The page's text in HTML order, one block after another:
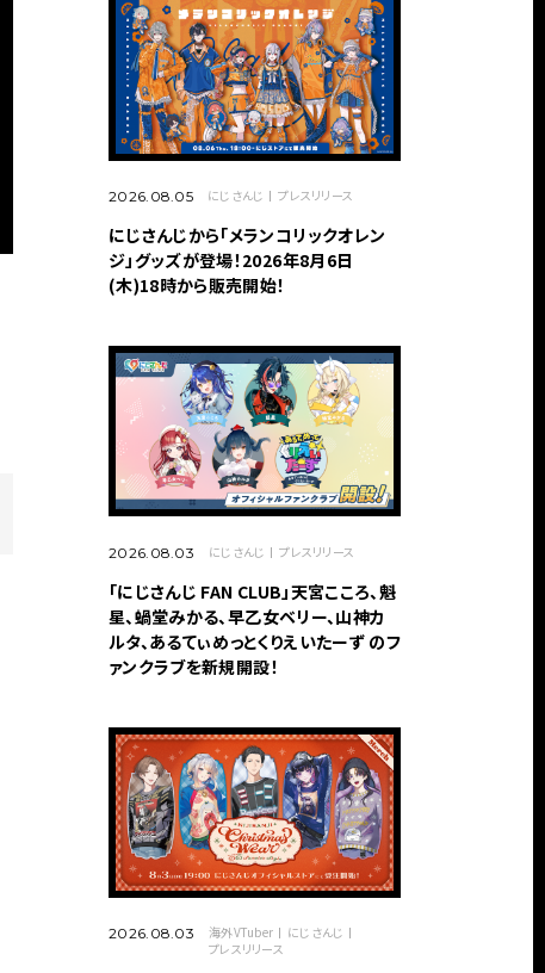
2026.08.05 にじさんじ プレスリリース
にじさんじから「メランコリックオレン
ジ」グッズが登場！2026年8月6日
(木)18時から販売開始！
2026.08.03 にじさんじ プレスリリース
「にじさんじ FAN CLUB」天宮こころ、魁
星、蝸堂みかる、早乙女ベリー、山神カ
ルタ、あるてぃめっとくりえいたーず のフ
ァンクラブを新規開設！
2026.08.03 海外VTuber
にじさんじ
プレスリリース